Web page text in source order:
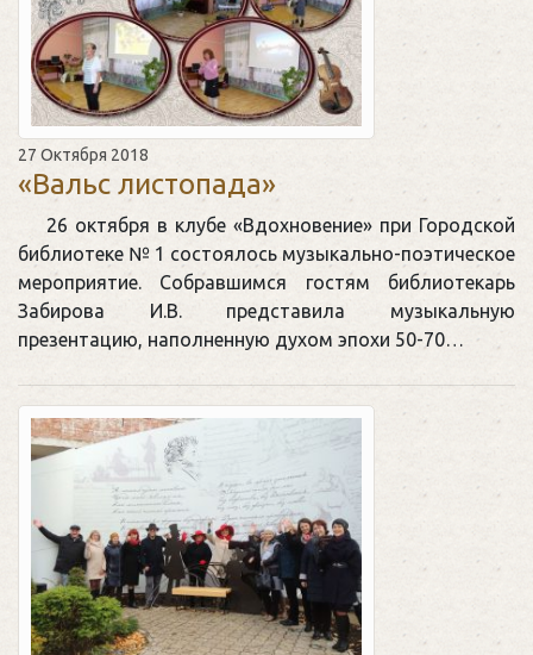
27 Октября 2018
«Вальс листопада»
26 октября в клубе «Вдохновение» при Городской
библиотеке № 1 состоялось музыкально-поэтическое
мероприятие. Собравшимся гостям библиотекарь
Забирова И.В. представила музыкальную
презентацию, наполненную духом эпохи 50-70…